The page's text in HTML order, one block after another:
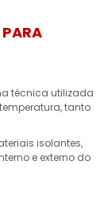
PARA
técnica utilizada
tanto
isolantes,
e externo do